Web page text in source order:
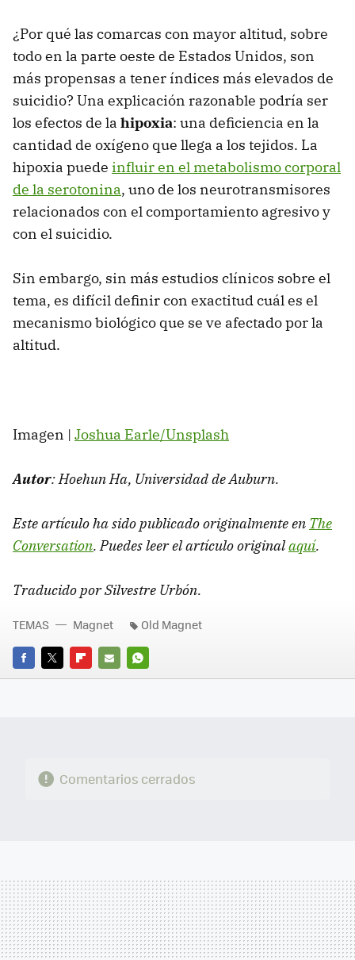
¿Por qué las comarcas con mayor altitud, sobre
todo en la parte oeste de Estados Unidos, son
más propensas a tener índices más elevados de
suicidio? Una explicación razonable podría ser
los efectos de la hipoxia: una deficiencia en la
cantidad de oxígeno que llega a los tejidos. La
hipoxia puede influir en el metabolismo corporal
de la serotonina, uno de los neurotransmisores
relacionados con el comportamiento agresivo y
con el suicidio.
Sin embargo, sin más estudios clínicos sobre el
tema, es difícil definir con exactitud cuál es el
mecanismo biológico que se ve afectado por la
altitud.
Imagen | Joshua Earle/Unsplash
Autor: Hoehun Ha, Universidad de Auburn.
Este artículo ha sido publicado originalmente en The
Conversation. Puedes leer el artículo originalaquí.
Traducido por Silvestre Urbón.
FACEBOOK
TWITTERFLIPBOARD
E-
WHATSAPP
TEMAS Magnet Old Magnet
Comentarios cerrados